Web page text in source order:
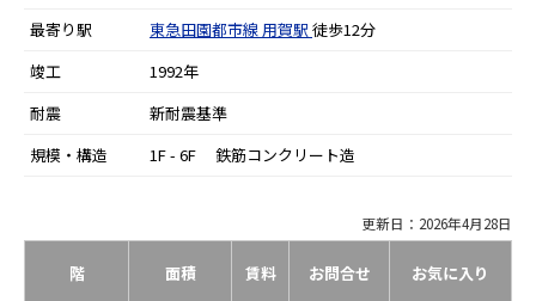
最寄り駅
東急田園都市線用賀駅 徒歩12分
竣工
1992年
耐震
新耐震基準
規模・構造
1F - 6F 鉄筋コンクリート造
更新日：2026年4月28日
階 面積 賃料 お問合せ お気に入り